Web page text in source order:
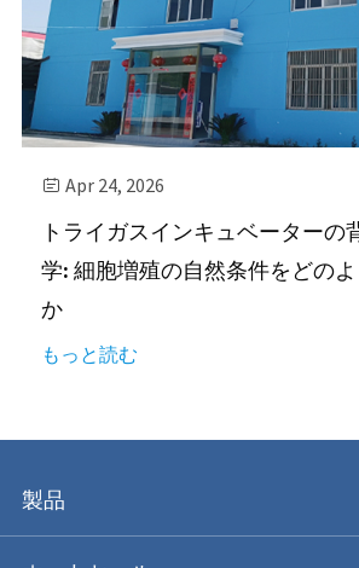
 Apr 24, 2026
トライガスインキュベーターの
学: 細胞増殖の自然条件をどの
か
もっと読む
製品